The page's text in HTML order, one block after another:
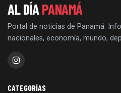
AL DÍAPANAMÁ
Portal de noticias de Panamá.
nacionales, economía, mundo,
CATEGORÍAS